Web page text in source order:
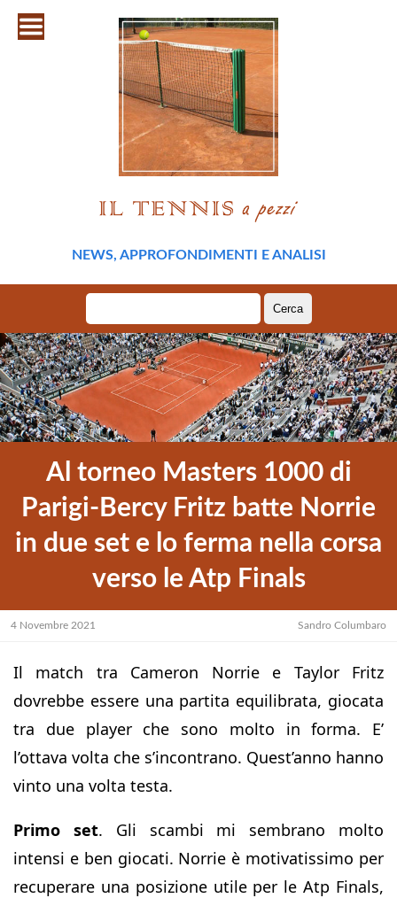
NEWS, APPROFONDIMENTI E ANALISI
per:
Al torneo Masters 1000 di
Parigi-Bercy Fritz batte Norrie
in due set e lo ferma nella corsa
verso le Atp Finals
4 Novembre 2021 Sandro Columbaro
Il match tra Cameron Norrie e Taylor Fritz
dovrebbe essere una partita equilibrata, giocata
tra due player che sono molto in forma. E’
l’ottava volta che s’incontrano. Quest’anno hanno
vinto una volta testa.
Primo set. Gli scambi mi sembrano molto
intensi e ben giocati. Norrie è motivatissimo per
recuperare una posizione utile per le Atp Finals,